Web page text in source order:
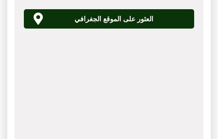
العثور على الموقع الجغرافي